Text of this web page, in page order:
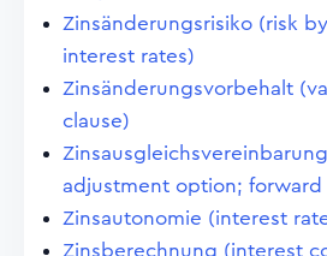
Zinsänderungsrisiko (risk
interest rates)
Zinsänderungsvorbehalt
clause)
adjustment option;
Zinsautonomie (interest
Zinsberechnung (interest